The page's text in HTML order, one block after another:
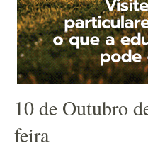
10 de Outubro
feira